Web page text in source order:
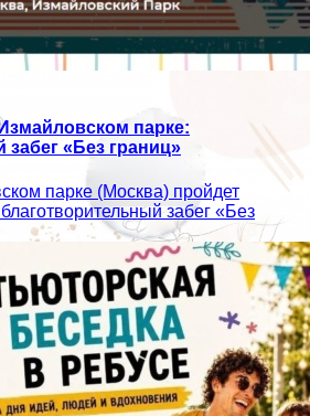
парке:
«Без границ»
парке (Москва) пройдет
забег «Без